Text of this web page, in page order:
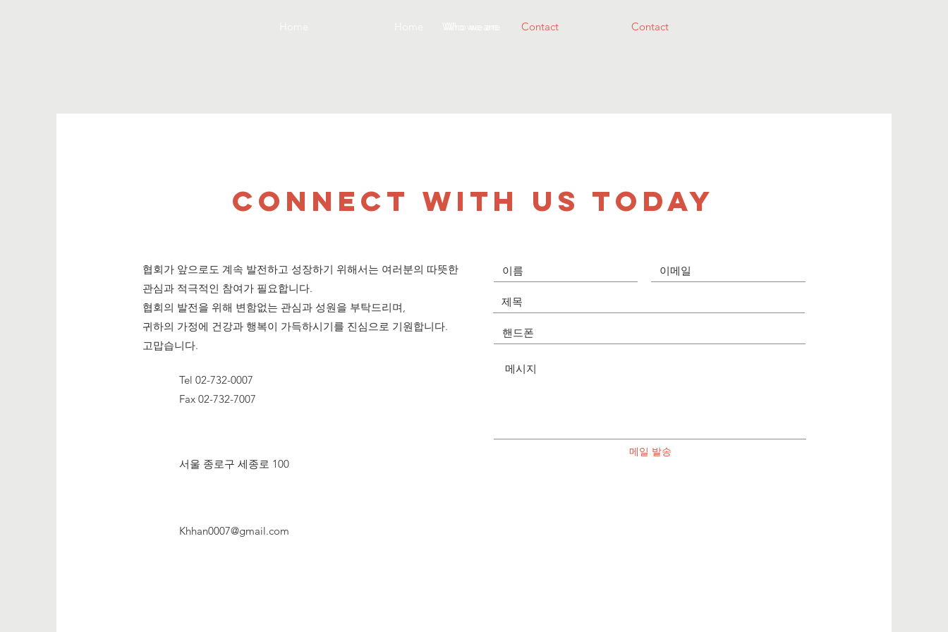
Contact Contact
CONNECT WITH US TODAY
협회가 앞으로도 계속 발전하고 성장하기 위해서는 여러분의 따뜻한
관심과 적극적인 참여가 필요합니다.
협회의 발전을 위해 변함없는 관심과 성원을 부탁드리며,
귀하의 가정에 건강과 행복이 가득하시기를 진심으로 기원합니다.
고맙습니다.
Tel 02-732-0007
Fax 02-732-7007
​서울 종로구 세종로 100
Khhan0007@gmail.com
메일 발송